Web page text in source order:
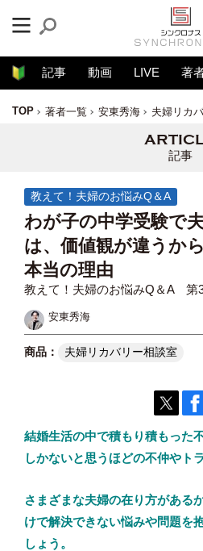
記事 動画 LIVE 著
TOP 著者一覧 安東秀海 夫婦リカ
記事
教えて！夫婦のお悩みQ＆A
わが子の中学受験で
は、価値観が違うか
本当の理由
教えて！夫婦のお悩みQ＆A 第
安東秀海
夫婦リカバリー相談室
結婚生活の中で積もり積もった
しかないと思うほどの不仲やトラ
さまざまな夫婦の在り方がある
けで解決できない悩みや問題を
しょう。